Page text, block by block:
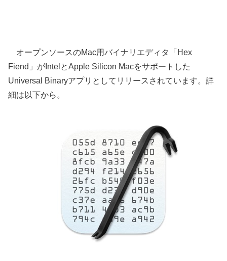
オープンソースのMac用バイナリエディタ「Hex
Fiend」がIntelとApple Silicon Macをサポートした
Universal Binaryアプリとしてリリースされています。詳
細は以下から。